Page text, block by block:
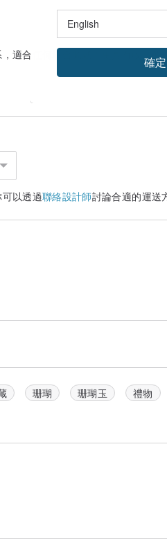
適合任何場合佩戴！更具有收藏的
以透過聯絡設計師討論合適的運送
珊瑚 珊瑚玉 禮物
確定